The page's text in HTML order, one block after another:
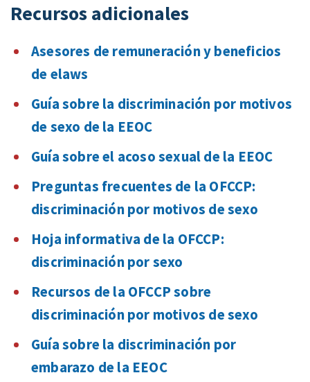
Recursos adicionales
Asesores de remuneración y beneficios
de elaws
Guía sobre la discriminación por motivos
de sexo de la EEOC
Guía sobre el acoso sexual de la EEOC
Preguntas frecuentes de la OFCCP:
discriminación por motivos de sexo
Hoja informativa de la OFCCP:
discriminación por sexo
Recursos de la OFCCP sobre
discriminación por motivos de sexo
Guía sobre la discriminación por
embarazo de la EEOC